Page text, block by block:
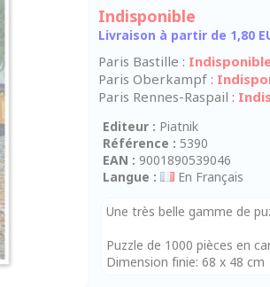
Indisponible
Livraison à partir de 1,80
Paris Bastille :
Paris Oberkampf :
Paris Rennes-Raspail :
Editeur : Piatnik
Référence : 5390
EAN : 9001890539046
Langue :
En Français
Une très belle gamme de
Puzzle de 1000 pièces en
Dimension finie: 68 x 48 cm